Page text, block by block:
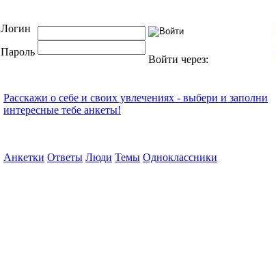
Логин
Пароль
Войти через:
Расскажи о себе и своих увлечениях - выбери и заполни
интересные тебе анкеты!
Анкетки Ответы Люди Темы Одноклассники